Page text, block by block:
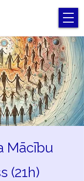
Mācību
(21h)